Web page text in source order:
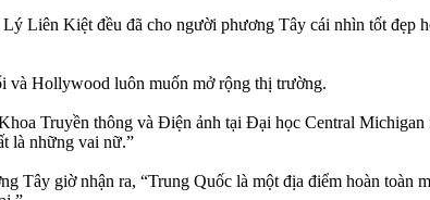
Liên Kiệt đều đã cho người phương Tây cái nhìn tốt đẹp
và Hollywood luôn muốn mở rộng thị trường.
Truyền thông và Điện ảnh tại Đại học Central
là những vai nữ.”
Tây giờ nhận ra, “Trung Quốc là một địa điểm hoàn